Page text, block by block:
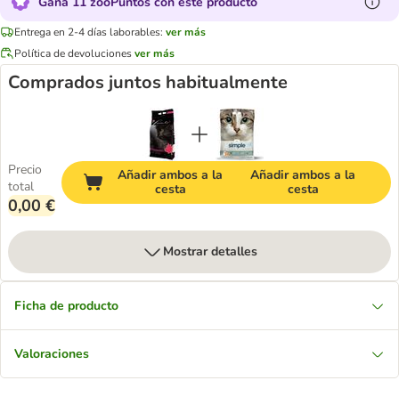
Entrega en 2-4 días laborables: ver más
Política de devolucionesver más
Comprados juntos habitualmente
Precio
total
0,00 €
Añadir ambos a la
cesta
Añadir ambos a la
cesta
Mostrar detalles
Ficha de producto
Valoraciones